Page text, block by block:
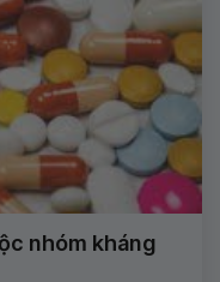
nhóm kháng